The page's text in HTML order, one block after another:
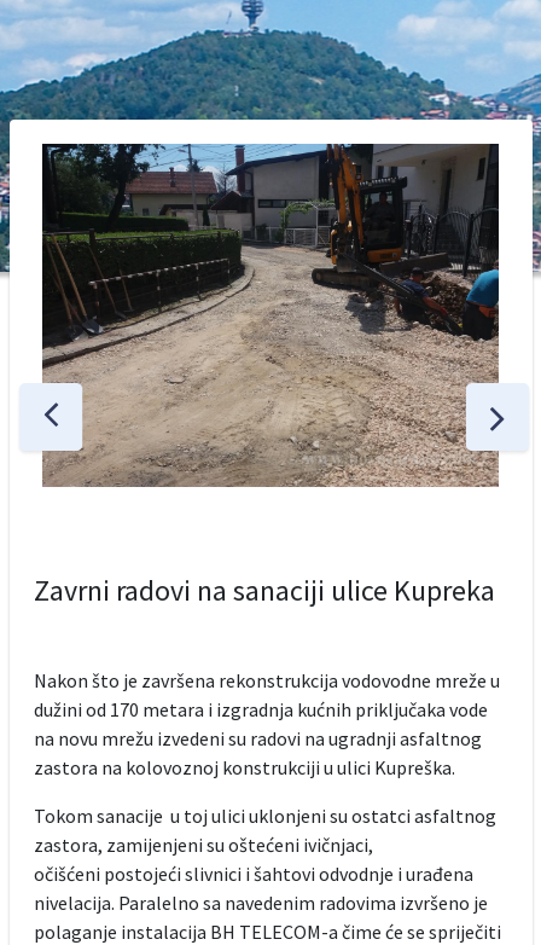
Zavrni radovi na sanaciji ulice Kupreka
Nakon što je završena rekonstrukcija vodovodne mreže u
dužini od 170 metara i izgradnja kućnih priključaka vode
na novu mrežu izvedeni su radovi na ugradnji asfaltnog
zastora na kolovoznoj konstrukciji u ulici Kupreška.
Tokom sanacije u toj ulici uklonjeni su ostatci asfaltnog
zastora, zamijenjeni su oštećeni ivičnjaci,
očišćeni postojeći slivnici i šahtovi odvodnje i urađena
nivelacija. Paralelno sa navedenim radovima izvršeno je
polaganje instalacija BH TELECOM-a čime će se spriječiti